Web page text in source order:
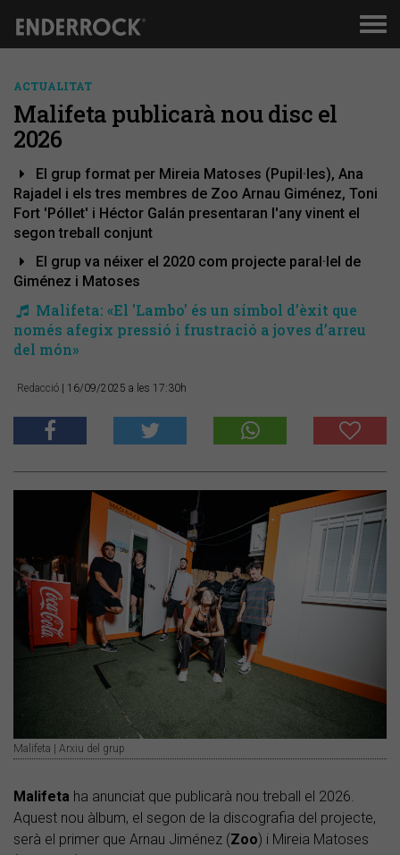
ACTUALITAT
Malifeta publicarà nou disc el
2026
El grup format per Mireia Matoses (Pupil·les), Ana
Rajadel i els tres membres de Zoo Arnau Giménez, Toni
Fort 'Póllet' i Héctor Galán presentaran l'any vinent el
segon treball conjunt
El grup va néixer el 2020 com projecte paral·lel de
Giménez i Matoses
Malifeta: «El 'Lambo' és un símbol d’èxit que
només afegix pressió i frustració a joves d’arreu
del món»
Redacció | 16/09/2025 a les 17:30h
Malifeta | Arxiu del grup
Malifeta ha anunciat que publicarà nou treball el 2026.
Aquest nou àlbum, el segon de la discografia del projecte,
serà el primer que Arnau Jiménez (Zoo) i Mireia Matoses